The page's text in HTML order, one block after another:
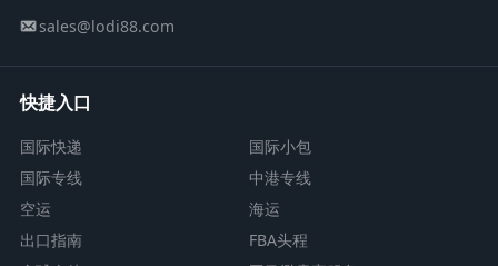
sales@lodi88.com
快捷入口
国际快递
国际小包
国际专线
中港专线
空运
海运
出口指南
FBA头程